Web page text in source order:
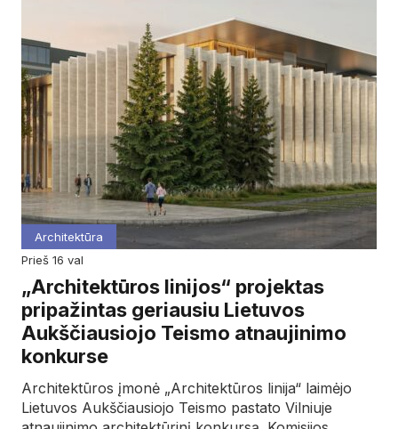
Architektūra
prieš 16 val
„Architektūros linijos“ projektas
pripažintas geriausiu Lietuvos
Aukščiausiojo Teismo atnaujinimo
konkurse
Architektūros įmonė „Architektūros linija“ laimėjo
Lietuvos Aukščiausiojo Teismo pastato Vilniuje